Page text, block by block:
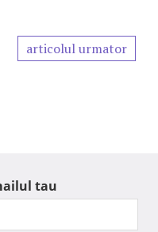
articolul urmator
tau